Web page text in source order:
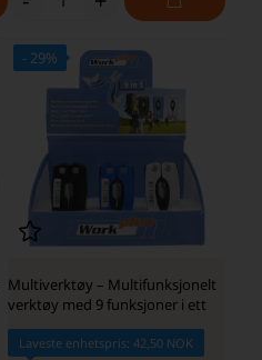
- 29%
Multiverktøy – Multifunksjonelt
verktøy med 9 funksjoner i ett
Laveste enhetspris: 42,50 NOK